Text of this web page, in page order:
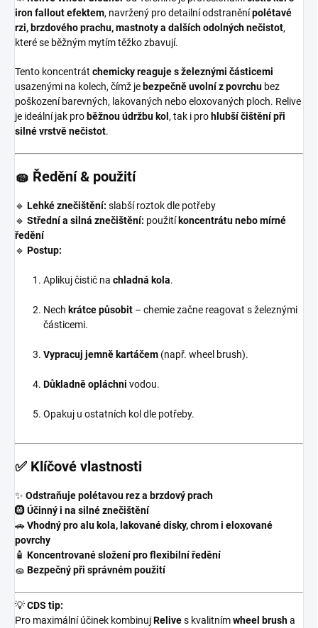
iron fallout efektem, navržený pro detailní odstraněnípolétavé
rzi, brzdového prachu, mastnoty a dalších odolných nečistot,
které se běžným mytím těžko zbavují.
Tento koncentrát chemicky reaguje s železnými částicemi
usazenými na kolech, čímž je bezpečně uvolní z povrchu bez
poškození barevných, lakovaných nebo eloxovaných ploch. Relive
je ideální jak pro běžnou údržbu kol , tak i pro hlubší čištění při
silné vrstvě nečistot.
🧽 Ředění & použití
🔹 Lehké znečištění: slabší roztok dle potřeby
🔹 Střední a silná znečištění: použití koncentrátu nebo mírné
ředění
🔹 Postup:
Aplikuj čistič na chladná kola.
Nech krátce působit – chemie začne reagovat s železnými
částicemi.
Vypracuj jemně kartáčem (např. wheel brush).
Důkladně opláchni vodou.
Opakuj u ostatních kol dle potřeby.
✅ Klíčové vlastnosti
✨ Odstraňuje polétavou rez a brzdový prach
🛞Účinný i na silné znečištění
🚗Vhodný pro alu kola, lakované disky, chrom i eloxované
povrchy
🧴 Koncentrované složení pro flexibilní ředění
🧽 Bezpečný při správném použití
💡CDS tip:
Pro maximální účinek kombinujRelives kvalitnímwheel brusha